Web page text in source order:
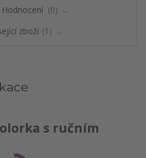
Hodnocení
0
zboží 1
s ručním